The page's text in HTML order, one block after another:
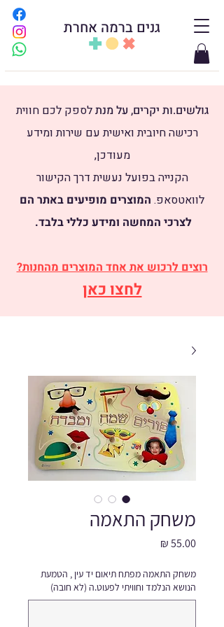
גנים ברמה אחרת
גולשים.ות יקרים, על מנתלספק לכם חווית
רכישה חיובית ואישית עם שירות ומידע
מעודכן,
הקנייה בפועל נעשית דרך הקישור
לוואטסאפ. המוצרים מופיעים באתר הם
לצרכי המחשה ומידע כללי בלבד.
רוצים לרכוש את אחד המוצרים מהחנות?
לחצו כאן
משחק התאמה
משחק התאמה מפתח תיאום יד עין , הטמעת
הנושא הנלמד וחוויתי לפעוט.ה (לא חובה)